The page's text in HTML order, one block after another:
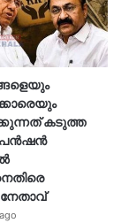
കടുത്ത